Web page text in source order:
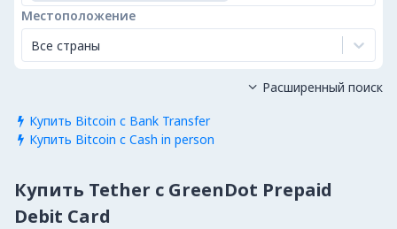
Местоположение
Все страны
 Купить Bitcoin с Bank Transfer
 Купить Bitcoin с Cash in person
 Расширенный поиск
Купить Tether с GreenDot Prepaid
Debit Card